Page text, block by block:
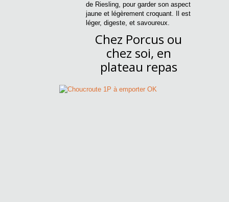
de Riesling, pour garder son aspect
jaune et légèrement croquant. Il est
léger, digeste, et savoureux.
Chez Porcus ou
chez soi, en
plateau repas